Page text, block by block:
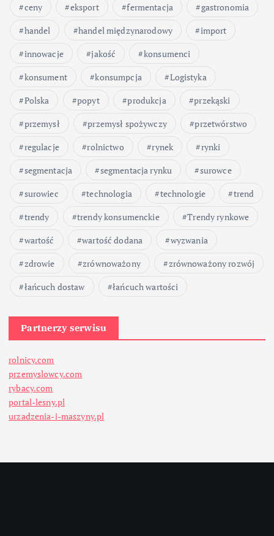
ceny
eksport fermentacja
gastronomia
handel
handel międzynarodowy
import
innowacje
jakość
konsumenci
konsument
konsumpcja
Logistyka
Polska
popyt produkcja
przekąski
przemysł
przemysł spożywczy
przetwórstwo
regulacje
rolnictwo rynek
rynki
segmentacja
segmentacja rynku
surowce
surowiec
technologia technologie
trend
trendy
trendy konsumenckie
Trendy rynkowe
wartość
wartość dodana
wyzwania
zdrowie
zrównoważony
zrównoważony rozwój
łańcuch dostaw
łańcuch wartości
Partnerzy serwisu
rolnicy.com
przemyslowcy.com
rybacy.com
portal-lesny.pl
urzadzenia-i-maszyny.pl